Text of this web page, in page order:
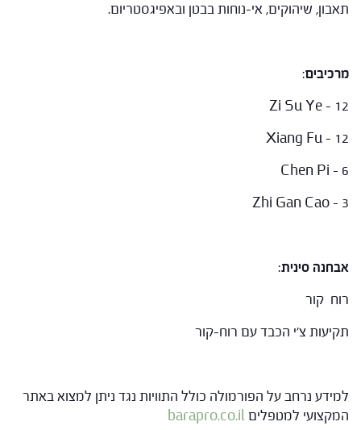
תאבון, שיהוקים, אי-נוחות בבטן ובאפיגסטריום.
מרכיבים:
Zi Su Ye – 12
Xiang Fu – 12
Chen Pi – 6
Zhi Gan Cao – 3
אבחנה סינית:
רוח קור
תקיעות צ'י הכבד עם רוח-קור
למידע נרחב על הפורמולה כולל התוויות נגד ניתן למצוא באתר
המקצועי למטפליםbarapro.co.il